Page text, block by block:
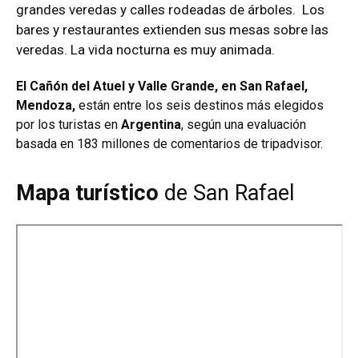
grandes veredas y calles rodeadas de árboles. Los
bares y restaurantes extienden sus mesas sobre las
veredas. La vida nocturna es muy animada.
El Cañón del Atuel y Valle Grande, en San Rafael,
Mendoza, están entre los seis destinos más elegidos
por los turistas en Argentina, según una evaluación
basada en 183 millones de comentarios de tripadvisor.
Mapa turístico de San Rafael